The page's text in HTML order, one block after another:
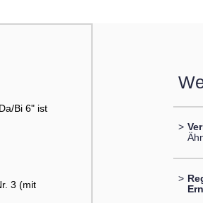
Bi 6" ist
3 (mit
>
>